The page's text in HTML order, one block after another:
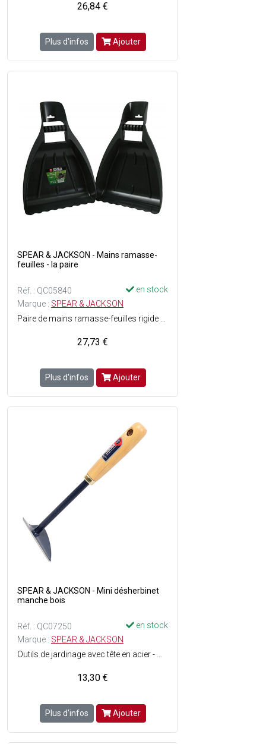
26,84 €
Plus d'infos Ajouter
SPEAR & JACKSON - Mains ramasse-
feuilles - la paire
Réf. : QC05840
en stock
Marque : SPEAR & JACKSON
27,73 €
Plus d'infos Ajouter
SPEAR & JACKSON - Mini désherbinet
manche bois
Réf. : QC07250
en stock
Marque : SPEAR & JACKSON
13,30 €
Plus d'infos Ajouter